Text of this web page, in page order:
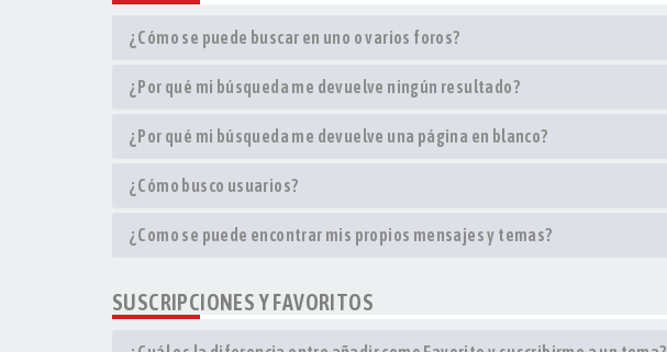
¿Cómo se puede buscar en uno o varios foros?
¿Por qué mi búsqueda me devuelve ningún resultado?
¿Por qué mi búsqueda me devuelve una página en blanco?
¿Cómo busco usuarios?
¿Como se puede encontrar mis propios mensajes y temas?
SUSCRIPCIONES Y FAVORITOS